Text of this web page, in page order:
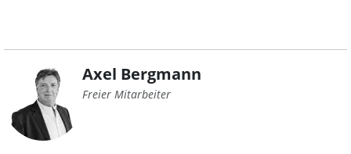
Axel Bergmann
Freier Mitarbeiter